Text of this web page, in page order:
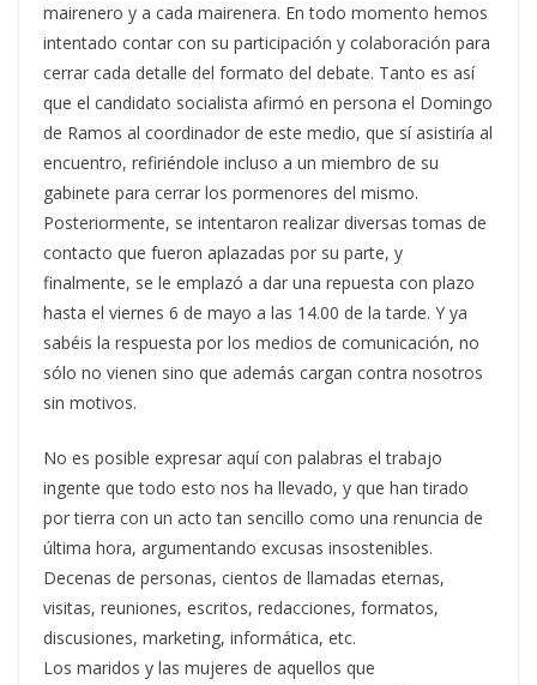
mairenero y a cada mairenera. En todo momento hemos
intentado contar con su participación y colaboración para
cerrar cada detalle del formato del debate. Tanto es así
que el candidato socialista afirmó en persona el Domingo
de Ramos al coordinador de este medio, que sí asistiría al
encuentro, refiriéndole incluso a un miembro de su
gabinete para cerrar los pormenores del mismo.
Posteriormente, se intentaron realizar diversas tomas de
contacto que fueron aplazadas por su parte, y
finalmente, se le emplazó a dar una repuesta con plazo
hasta el viernes 6 de mayo a las 14.00 de la tarde. Y ya
sabéis la respuesta por los medios de comunicación, no
sólo no vienen sino que además cargan contra nosotros
sin motivos.
No es posible expresar aquí con palabras el trabajo
ingente que todo esto nos ha llevado, y que han tirado
por tierra con un acto tan sencillo como una renuncia de
última hora, argumentando excusas insostenibles.
Decenas de personas, cientos de llamadas eternas,
visitas, reuniones, escritos, redacciones, formatos,
discusiones, marketing, informática, etc.
Los maridos y las mujeres de aquellos que